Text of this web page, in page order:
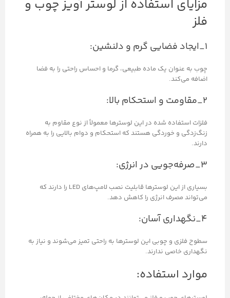
مزایای استفاده از لوستر آویز چوب و
فلز
۱_ایجاد فضایی گرم و دلنشین:
چوب به عنوان یک ماده طبیعی، گرما و احساس راحتی را به فضا
اضافه می‌کند.
۲_مقاومت و استحکام بالا:
فلزات استفاده شده در این لوسترها معمولاً از نوع مقاوم به
زنگ‌زدگی و خوردگی هستند که استحکام و دوام بالایی را به همراه
دارند.
۳_صرفه‌جویی در انرژی:
بسیاری از این لوسترها قابلیت نصب لامپ‌های LED را دارند که
می‌تواند مصرف انرژی را کاهش دهد.
۴_نگهداری آسان:
سطوح فلزی و چوبی این لوسترها به راحتی تمیز می‌شوند و نیاز به
نگهداری خاصی ندارند.
موارد استفاده: